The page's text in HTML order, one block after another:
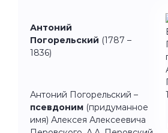
Антоний
Погорельский (1787 –
1836)
Антоний Погорельский –
псевдоним (придуманное
имя) Алексея Алексеевича